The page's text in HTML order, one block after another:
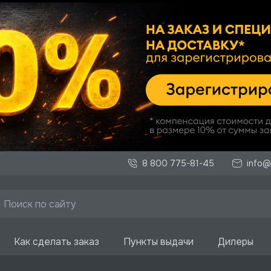
8 800 775-81-45
Как сделать заказ Пункты выдачи Дилеры